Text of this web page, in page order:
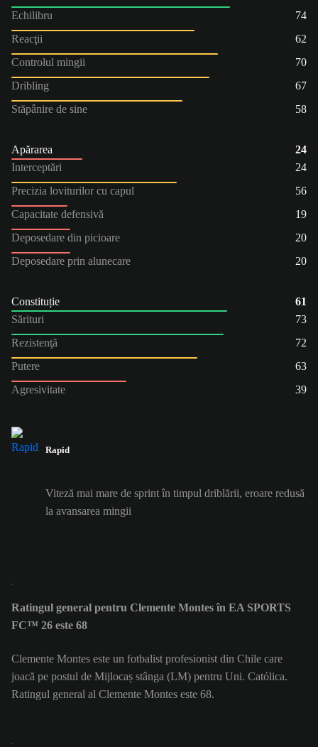
Echilibru
74
Reacţii
62
Controlul mingii
70
Dribling
67
Stăpânire de sine
58
Apărarea
24
Interceptări
24
Precizia loviturilor cu capul
56
Capacitate defensivă
19
Deposedare din picioare
20
Deposedare prin alunecare
20
Constituție
61
Sărituri
73
Rezistenţă
72
Putere
63
Agresivitate
39
Rapid
Viteză mai mare de sprint în timpul driblării, eroare redusă
la avansarea mingii
Ratingul general pentru Clemente Montes în EA SPORTS
FC™ 26 este 68
Clemente Montes este un fotbalist profesionist din Chile care
joacă pe postul de Mijlocaș stânga (LM) pentru Uni. Católica.
Ratingul general al Clemente Montes este 68.